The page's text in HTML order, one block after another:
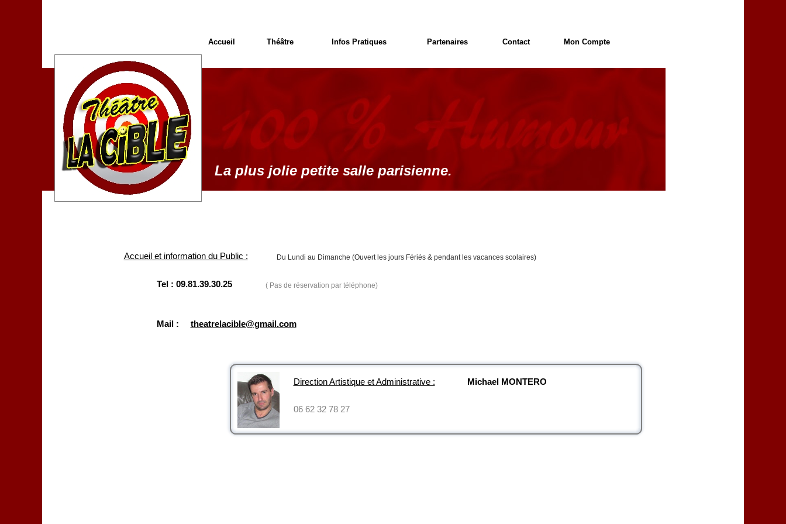
Accueil et information du Public : Du Lundi au Dimanche (Ouvert les jours Fériés & pendant les vacances scolaires)
Tel : 09.81.39.30.25 ( Pas de réservation par téléphone)
Mail : theatrelacible@gmail.com
La plus jolie petite salle parisienne.
Direction Artistique et Administrative :
06 62 32 78 27
Michael MONTERO
Accueil Théâtre Infos Pratiques Partenaires Contact Mon Compte